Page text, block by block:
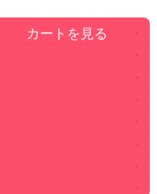
カートを見る